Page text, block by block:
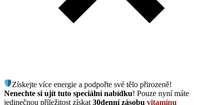
Získejte více energie a podpořte své tělo přirozeně!
Nenechte si ujít tuto speciální nabídku! Pouze nyní máte
jedinečnou příležitost získat 30denní zásobu vitamínu